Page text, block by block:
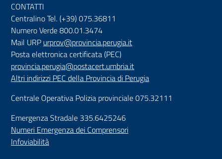
CONTATTI
Centralino Tel. (+39) 075.36811
Numero Verde 800.01.3474
Mail URP urprov@provincia.perugia.it
Posta elettronica certificata (PEC)
provincia.perugia@postacert.umbria.it
Altri indirizzi PEC della Provincia di Perugia
Centrale Operativa Polizia provinciale 075.32111
Emergenza Stradale 335.6425246
Numeri Emergenza dei Comprensori
Infoviabilità